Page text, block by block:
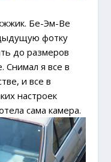
Бе-Эм-Ве
фотку
до размеров
Снимал я все в
и все в
настроек
сама камера.